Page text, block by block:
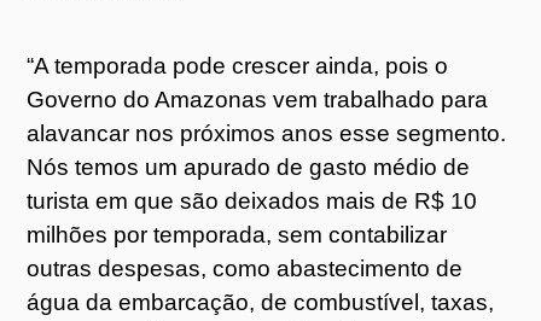
“A temporada pode crescer ainda, pois o
Governo do Amazonas vem trabalhado para
alavancar nos próximos anos esse segmento.
Nós temos um apurado de gasto médio de
turista em que são deixados mais de R$ 10
milhões por temporada, sem contabilizar
outras despesas, como abastecimento de
água da embarcação, de combustível, taxas,